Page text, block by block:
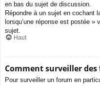
en bas du sujet de discussion.
Répondre à un sujet en cochant
lorsqu’une réponse est postée
sujet.
Haut
Comment surveiller des
Pour surveiller un forum en